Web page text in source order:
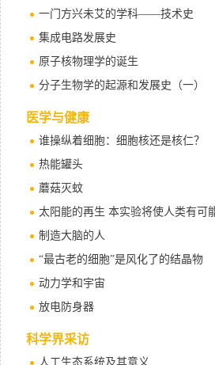
一门方兴未艾的学科——技术史
集成电路发展史
原子核物理学的诞生
分子生物学的起源和发展史（一）
医学与健康
谁操纵着细胞：细胞核还是核仁？
热能罐头
蘑菇灭蚊
制造大脑的人
“最古老的细胞”是风化了的结晶物
动力学和宇宙
放电防身器
科学界采访
人工生态系统及其意义